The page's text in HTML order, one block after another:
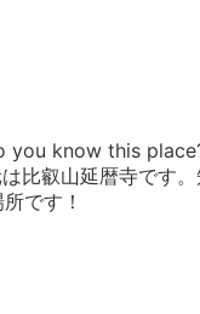
you know this
叡山延暦寺です。
です！